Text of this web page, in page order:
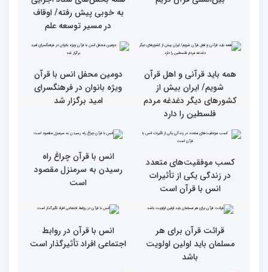
متسابقین چهلمین دوره
مسابقات بین المللی قرآن
کریم از حسینیه جماران
دیدار متسابقان با
آیات منتخب/ حاشیه های
سومین روز مسابقات قرآن
جزئیات سومین روز رقابت
بین‌المللی قرآن کریم
فرآیند اجرایی و فنی
مسابقات قرآن با مساعدت
همه بخش‌های ستاد اجرایی
به خوبی پیش رفته/ اوقاف
همه باید قرآنی و اهل قرآن
شویم/ ایران بیش از
دومین محفل انس با قرآن